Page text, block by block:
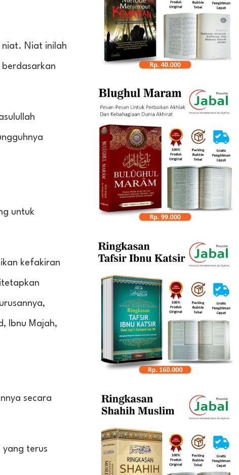
niat. Niat inilah
untuk
kefakiran
Ibnu Majah,
secara
yang terus